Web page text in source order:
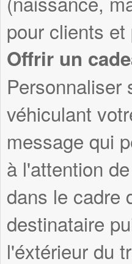
pour clients
Offrir un
véhiculant
message qui
à l'attention
dans le cadre
destinataire
l'éxtérieur du